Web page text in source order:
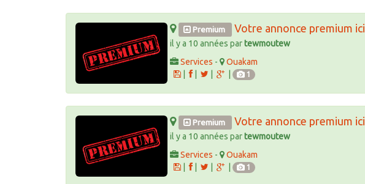
Premium Votre annonce premium ici
il y a 10 années partewmoutew
Services -
Ouakam
|
1
Premium Votre annonce premium ici
il y a 10 années partewmoutew
Services -
Ouakam
|
1